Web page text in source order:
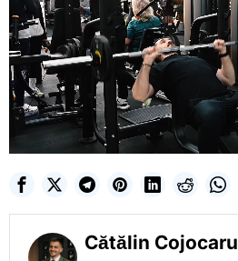
Cătălin Cojocaru